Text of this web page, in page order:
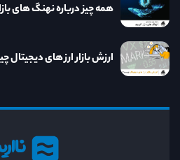
همه چیز درباره نهنگ های
ارزش بازار ارز های